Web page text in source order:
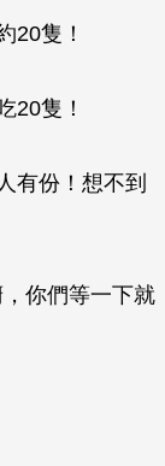
20隻！
20隻！
有份！想不到
你們等一下就